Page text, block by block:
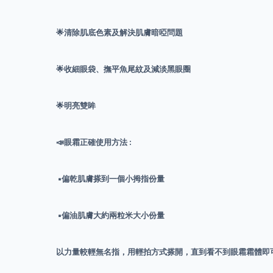
🌟清除肌底色素及解決肌膚暗啞問題
🌟收細眼袋、撫平魚尾紋及減淡黑眼圈
🌟明亮雙眸
📣眼霜正確使用方法 :
▪️偏乾肌膚搽到一個小拇指份量
▪️偏油肌膚大約兩粒米大小份量
以力量較輕無名指，用輕拍方式搽開，直到看不到眼霜霜體